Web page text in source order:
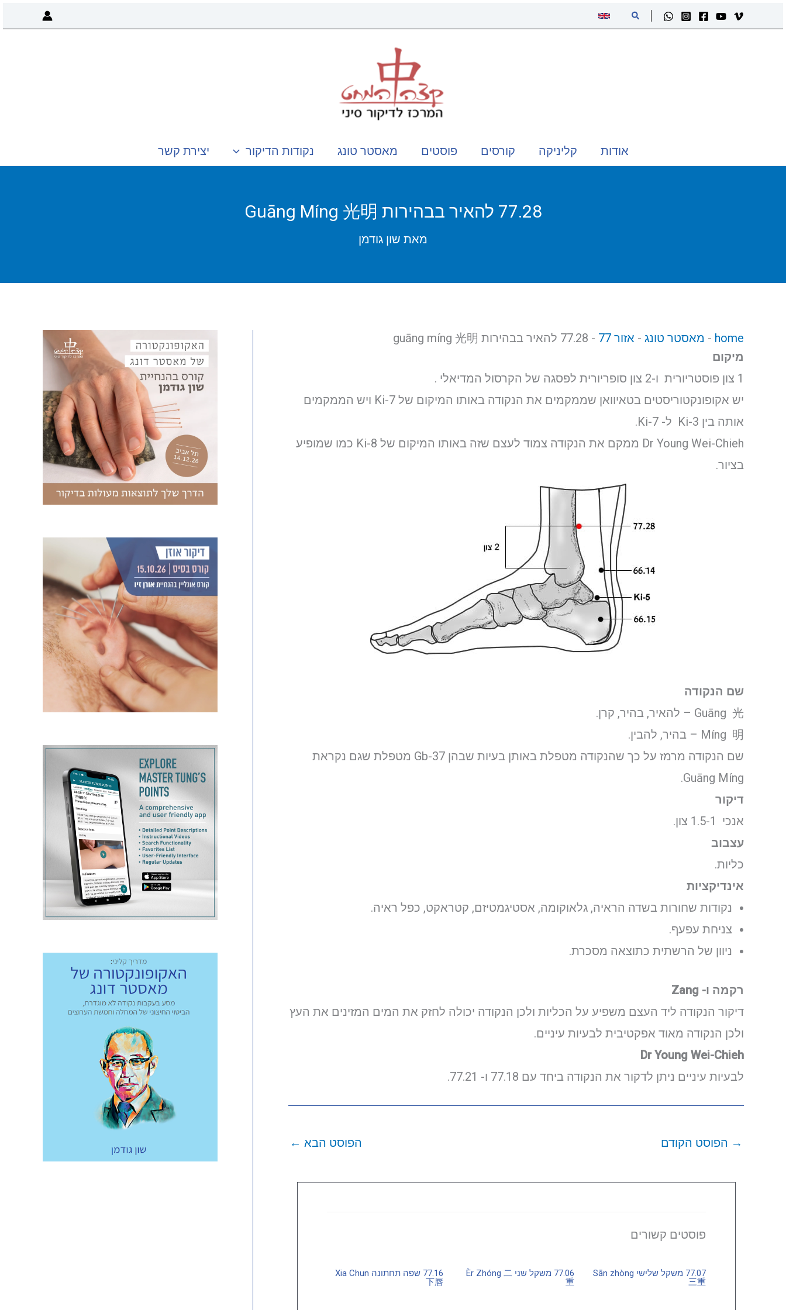
חיפוש
אודות קליניקה קורסים פוסטים מאסטר טונג נקודות הדיקור יצירת קשר
77.28 להאיר בבהירות Guāng Míng 光明
מאת שון גודמן
home
- מאסטר טונג - אזור 77 - 77.28 להאיר בבהירות guāng míng 光明
מיקום
1 צון פוסטריורית ו-2 צון סופריורית לפסגה של הקרסול המדיאלי .
יש אקופונקטוריסטים בטאיוואן שממקמים את הנקודה באותו המיקום של Ki-7 ויש הממקמים
אותה בין Ki-3 ל- Ki-7.
Dr Young Wei-Chieh ממקם את הנקודה צמוד לעצם שזה באותו המיקום של Ki-8 כמו שמופיע
בציור.
שם הנקודה
Guāng 光 – להאיר, בהיר, קרן.
Míng 明 – בהיר, להבין.
שם הנקודה מרמז על כך שהנקודה מטפלת באותן בעיות שבהן Gb-37 מטפלת שגם נקראת
Guāng Míng.
דיקור
אנכי 1.5-1 צון.
עצבוב
כליות.
אינדיקציות
נקודות שחורות בשדה הראיה, גלאוקומה, אסטיגמטיזם, קטראקט, כפל ראיה.
צניחת עפעף.
ניוון של הרשתית כתוצאה מסכרת.
רקמה ו- Zang
דיקור הנקודה ליד העצם משפיע על הכליות ולכן הנקודה יכולה לחזק את המים המזינים את העץ
ולכן הנקודה מאוד אפקטיבית לבעיות עיניים.
Dr Young Wei-Chieh
לבעיות עיניים ניתן לדקור את הנקודה ביחד עם 77.18 ו- 77.21.
→ הפוסט הקודם הפוסט הבא ←
פוסטים קשורים
77.07 משקל שלישי Sān zhòng
三重
77.06 משקל שני Èr Zhóng 二
重
77.16 שפה תחתונה Xia Chun
下唇